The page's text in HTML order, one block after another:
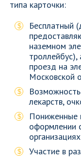
типа карточки:
Бесплатный
наземном
проезд на
Московской
лекарств,
Пониженные
оформлении
Участие в